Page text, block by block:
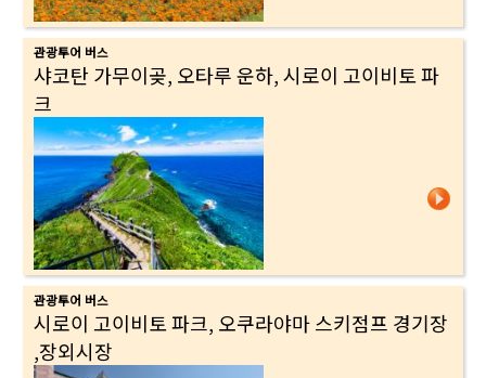
관광투어 버스
샤코탄 가무이곶, 오타루 운하, 시로이 고이비토 파
크
관광투어 버스
시로이 고이비토 파크, 오쿠라야마 스키점프 경기장
,장외시장